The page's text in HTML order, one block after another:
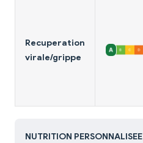
Recuperation
virale/grippe
NUTRITION PERSONNALISEE